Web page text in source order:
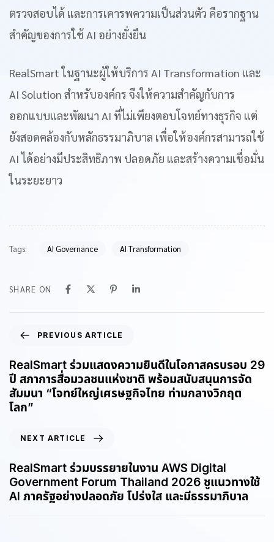
ตรวจสอบได้ และการเคารพความเป็นส่วนตัว คือรากฐาน
สำคัญของการใช้ AI อย่างยั่งยืน
RealSmart ในฐานะผู้ให้บริการ AI Transformation และ
AI Solution สำหรับองค์กร จึงให้ความสำคัญกับการ
ออกแบบและพัฒนา AI ที่ไม่เพียงตอบโจทย์ทางธุรกิจ แต่
ยังสอดคล้องกับหลักธรรมาภิบาล เพื่อให้องค์กรสามารถใช้
AI ได้อย่างมีประสิทธิภาพ ปลอดภัย และสร้างความเชื่อมั่น
ในระยะยาว
Tags: AI Governance AI Transformation
SHARE ON
PREVIOUS ARTICLE
RealSmart ร่วมแสดงความยินดีในโอกาสครบรอบ 29
ปี สภาการสื่อมวลชนแห่งชาติ พร้อมสนับสนุนการจัด
สัมมนา “โจทย์ใหญ่เศรษฐกิจไทย ท่ามกลางวิกฤต
โลก”
NEXT ARTICLE
RealSmart ร่วมบรรยายในงาน AWS Digital
Government Forum Thailand 2026 ชูแนวทางใช้
AI ภาครัฐอย่างปลอดภัย โปร่งใส และมีธรรมาภิบาล